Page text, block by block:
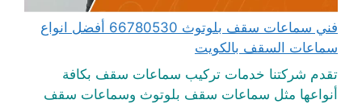
فني سماعات سقف بلوتوث 66780530 أفضل انواع
سماعات السقف بالكويت
تقدم شركتنا خدمات تركيب سماعات سقف بكافة
أنواعها مثل سماعات سقف بلوتوث وسماعات سقف